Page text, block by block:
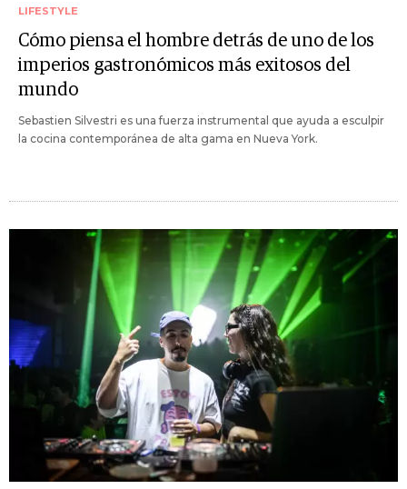
LIFESTYLE
Cómo piensa el hombre detrás de uno de los
imperios gastronómicos más exitosos del
mundo
Sebastien Silvestri es una fuerza instrumental que ayuda a esculpir
la cocina contemporánea de alta gama en Nueva York.